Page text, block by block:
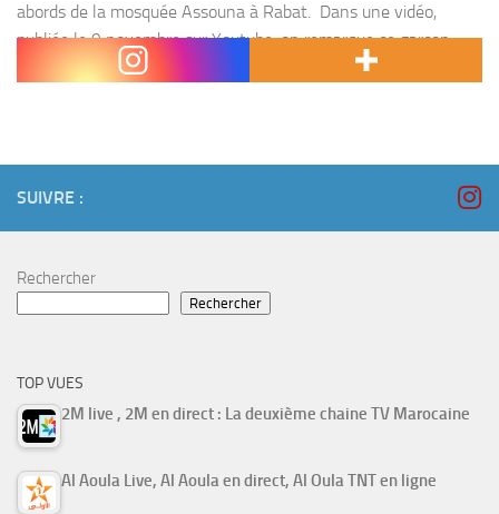
abords de la mosquée Assouna à Rabat. Dans une vidéo,
publiée le 9 novembre sur Youtube, on remarque ce garçon,
entouré de...
SUIVRE :
Rechercher
Rechercher
TOP VUES
2M live , 2M en direct : La deuxième chaine TV Marocaine
Al Aoula Live, Al Aoula en direct, Al Oula TNT en ligne